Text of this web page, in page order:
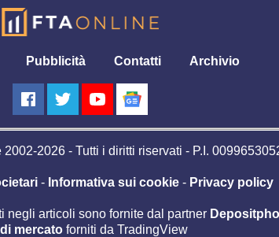
Pubblicità Contatti Archivio
2026 - Tutti i diritti riservati - P.I.
- Informativa sui cookie - Privacy policy
negli articoli sono fornite dal partner
mercatoforniti da TradingView